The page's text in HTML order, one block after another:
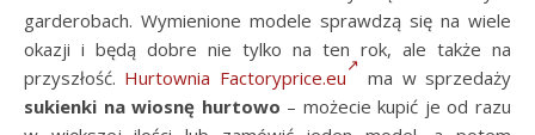
garderobach. Wymienione modele sprawdzą się na wiele
okazji i będą dobre nie tylko na ten rok, ale także na
przyszłość. Hurtownia Factoryprice.eu
ma w sprzedaży
sukienki na wiosnę hurtowo – możecie kupić je od razu